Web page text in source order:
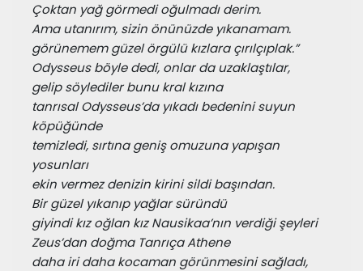
Çoktan yağ görmedi oğulmadı derim.
Ama utanırım, sizin önünüzde yıkanamam.
görünemem güzel örgülü kızlara çırılçıplak.”
Odysseus böyle dedi, onlar da uzaklaştılar,
gelip söylediler bunu kral kızına
tanrısal Odysseus’da yıkadı bedenini suyun
köpüğünde
temizledi, sırtına geniş omuzuna yapışan
yosunları
ekin vermez denizin kirini sildi başından.
Bir güzel yıkanıp yağlar süründü
giyindi kız oğlan kız Nausikaa’nın verdiği şeyleri
Zeus’dan doğma Tanrıça Athene
daha iri daha kocaman görünmesini sağladı,